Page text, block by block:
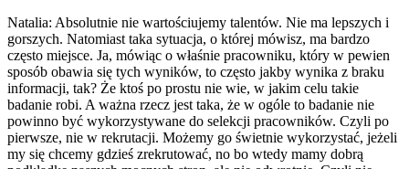
Natalia: Absolutnie nie wartościujemy talentów. Nie ma lepszych i
gorszych. Natomiast taka sytuacja, o której mówisz, ma bardzo
często miejsce. Ja, mówiąc o właśnie pracowniku, który w pewien
sposób obawia się tych wyników, to często jakby wynika z braku
informacji, tak? Że ktoś po prostu nie wie, w jakim celu takie
badanie robi. A ważna rzecz jest taka, że w ogóle to badanie nie
powinno być wykorzystywane do selekcji pracowników. Czyli po
pierwsze, nie w rekrutacji. Możemy go świetnie wykorzystać, jeżeli
my się chcemy gdzieś zrekrutować, no bo wtedy mamy dobrą